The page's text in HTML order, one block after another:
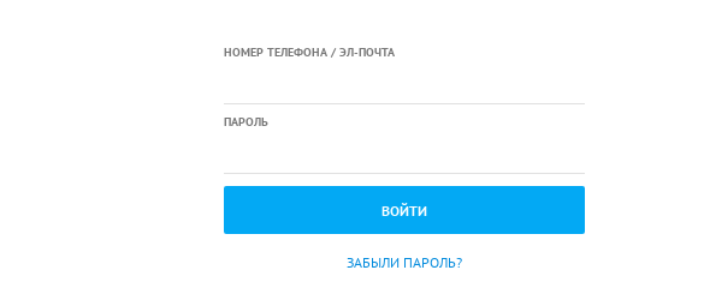
НОМЕР ТЕЛЕФОНА / ЭЛ-ПОЧТА
ПАРОЛЬ
ЗАБЫЛИ ПАРОЛЬ?